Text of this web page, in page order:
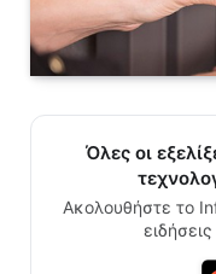
Όλες οι
Ακολουθήστε το